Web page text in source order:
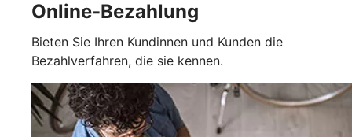
Online-Bezahlung
Bieten Sie Ihren Kundinnen und Kunden die
Bezahlverfahren, die sie kennen.